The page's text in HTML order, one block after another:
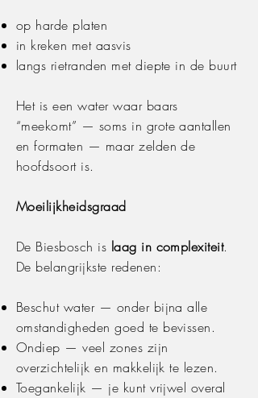
op harde platen
in kreken met aasvis
langs rietranden met diepte in de buurt
Het is een water waar baars
“meekomt” — soms in grote aantallen
en formaten — maar zelden de
hoofdsoort is.
Moeilijkheidsgraad
De Biesbosch is laag in complexiteit.
De belangrijkste redenen:
Beschut water — onder bijna alle
omstandigheden goed te bevissen.
Ondiep — veel zones zijn
overzichtelijk en makkelijk te lezen.
Toegankelijk — je kunt vrijwel overal